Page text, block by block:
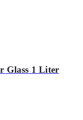
Glass 1 Liter